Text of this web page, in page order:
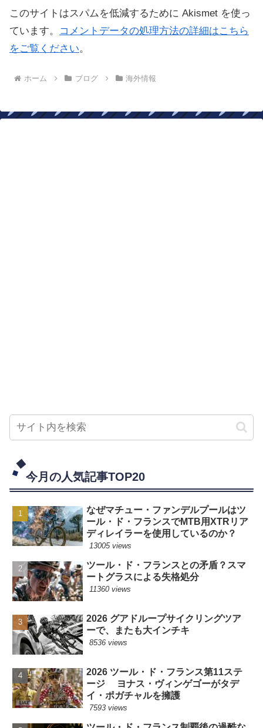
このサイトはスパムを低減するために Akismet を使っ
ています。
コメントデータの処理方法の詳細はこちら
をご覧ください。
ホーム ブログ 海外情報
今月の人気記事TOP20
なぜマチュー・ファンデルプールはツ
ール・ド・フランスでMTB用XTRリア
ディレイラーを使用しているのか？
13005 views
ツール・ド・フランスとの矛盾？スマ
ートグラスによる失格処分
11360 views
2026 グアドループサイクリングツア
ーで、またも大インチキ
8536 views
2026 ツール・ド・フランス第11ステ
ージ ヨナス・ヴィンゲゴーがタデ
イ・ポガチャルを擁護
7593 views